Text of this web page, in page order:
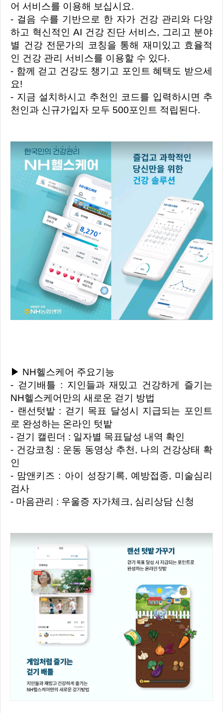
어 서비스를 이용해 보십시요.
- 걸음 수를 기반으로 한 자가 건강 관리와 다양
하고 혁신적인 AI 건강 진단 서비스, 그리고 분야
별 건강 전문가의 코칭을 통해 재미있고 효율적
인 건강 관리 서비스를 이용할 수 있다.
- 함께 걷고 건강도 챙기고 포인트 혜택도 받으세
요!
- 지금 설치하시고 추천인 코드를 입력하시면 추
천인과 신규가입자 모두 500포인트 적립된다.
▶ NH헬스케어 주요기능
- 걷기배틀 : 지인들과 재밌고 건강하게 즐기는
NH헬스케어만의 새로운 걷기 방법
- 랜선텃밭 : 걷기 목표 달성시 지급되는 포인트
로 완성하는 온라인 텃밭
- 걷기 캘린더 : 일자별 목표달성 내역 확인
- 건강코칭 : 운동 동영상 추천, 나의 건강상태 확
인
- 맘앤키즈 : 아이 성장기록, 예방접종, 미술심리
검사
- 마음관리 : 우울증 자가체크, 심리상담 신청